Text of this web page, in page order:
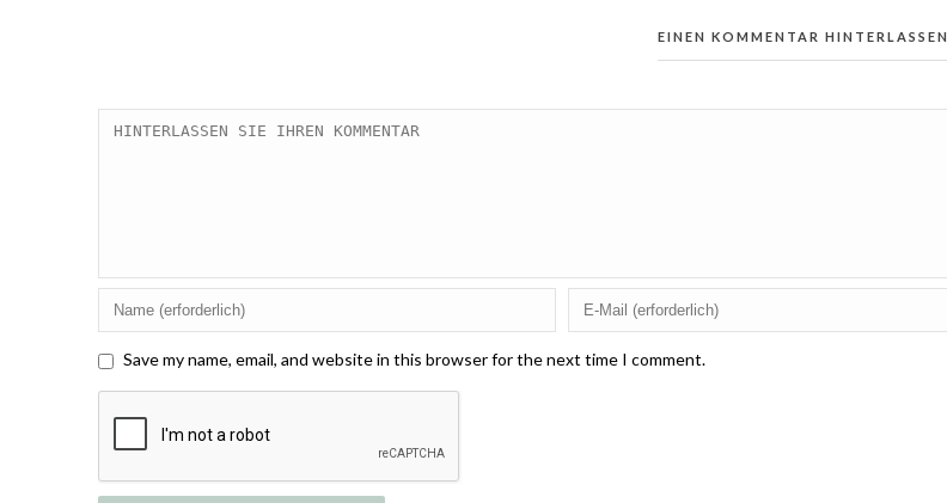
EINEN KOMMENTAR HINTERLASSEN
Save my name, email, and website in this browser for the next time I comment.